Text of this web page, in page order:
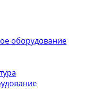
оборудование